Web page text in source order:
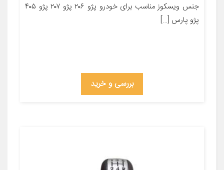
جنس ویسکوز مناسب برای خودرو پژو ۲۰۶ پژو ۲۰۷ پژو ۴۰۵
پژو پارس […]
بررسی و خرید